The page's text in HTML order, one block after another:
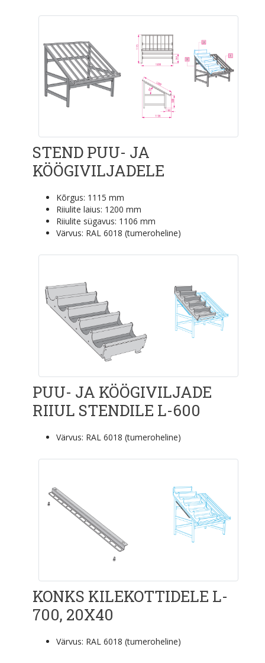
STEND PUU- JA
KÖÖGIVILJADELE
Kõrgus: 1115 mm
Riiulite laius: 1200 mm
Riiulite sügavus: 1106 mm
Värvus: RAL 6018 (tumeroheline)
PUU- JA KÖÖGIVILJADE
RIIUL STENDILE L-600
Värvus: RAL 6018 (tumeroheline)
KONKS KILEKOTTIDELE L-
700, 20X40
Värvus: RAL 6018 (tumeroheline)